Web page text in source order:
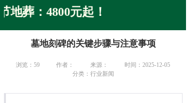
地葬：4800元起！
墓地刻碑的关键步骤与注意事项
浏览： 59 作者： 来源：
时间：2025-12-05
分类：行业新闻